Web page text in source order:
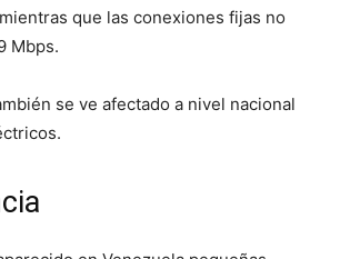
que las conexiones fijas no
Mbps.
se ve afectado a nivel nacional